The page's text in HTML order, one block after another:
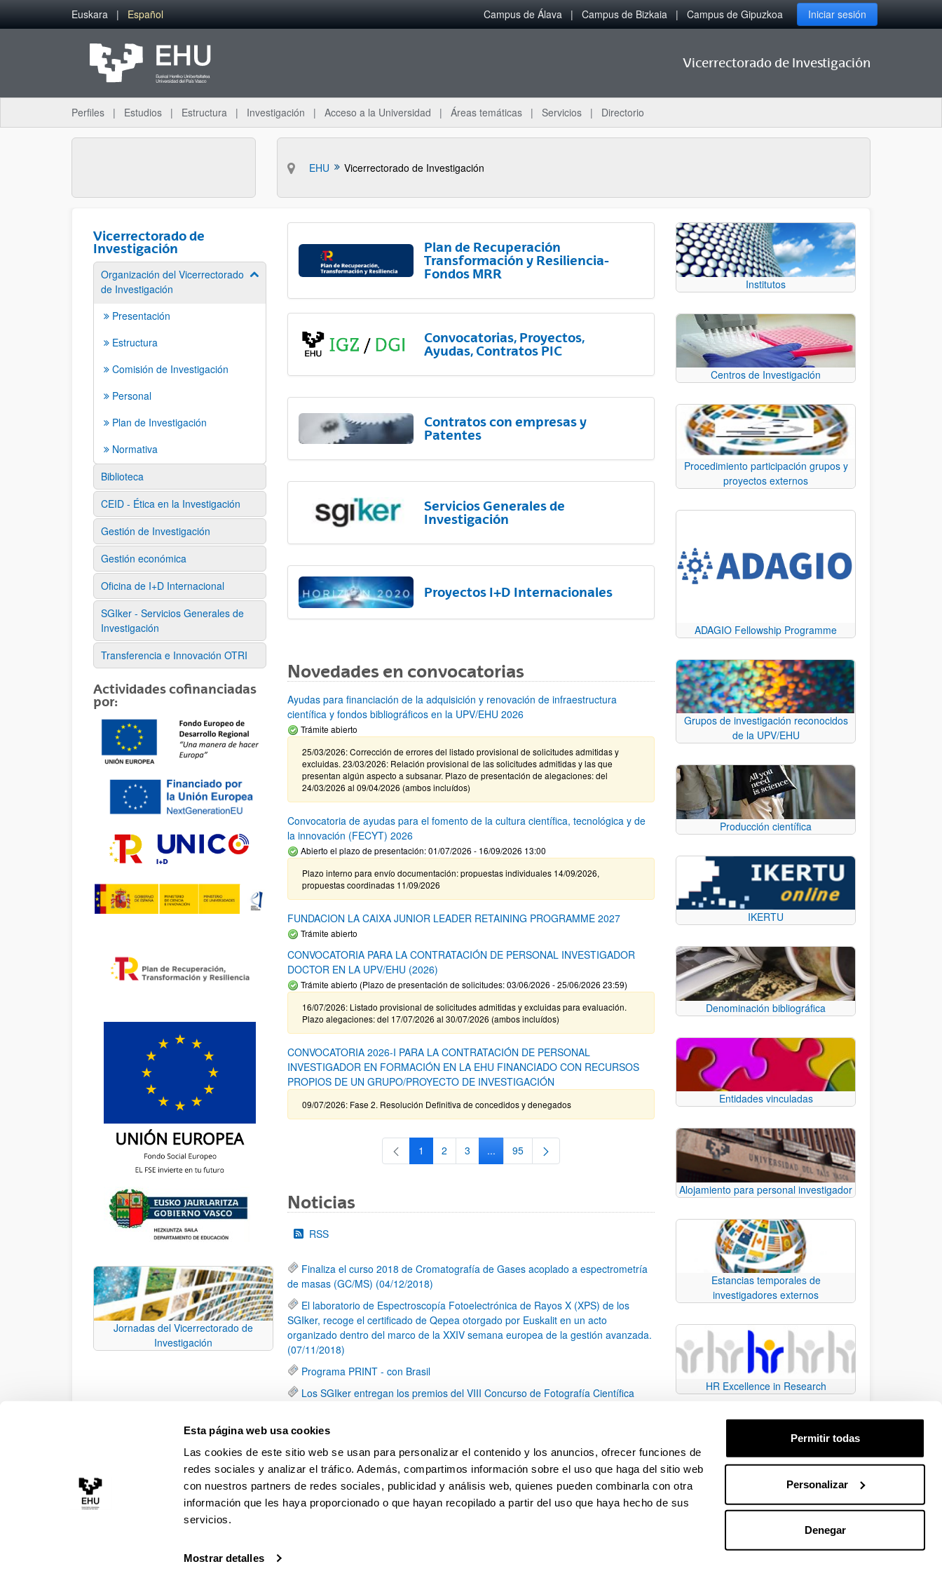
Esta página web usa cookies
Las cookies de este sitio web se usan para personalizar el contenido y los anuncios, ofrecer funciones de
redes sociales y analizar el tráfico. Además, compartimos información sobre el uso que haga del sitio web
con nuestros partners de redes sociales, publicidad y análisis web, quienes pueden combinarla con otra
información que les haya proporcionado o que hayan recopilado a partir del uso que haya hecho de sus
servicios.
Mostrar detalles
Permitir todas
Personalizar
Denegar
Saltar al contenido principal
Euskara Español Campus de Álava Campus de Bizkaia Campus de Gipuzkoa Iniciar sesión
Vicerrectorado de Investigación
Perfiles Estudios Estructura Investigación Acceso a la Universidad Áreas temáticas Servicios Directorio
EHU Vicerrectorado de Investigación
Vicerrectorado de
Investigación
Organización del Vicerrectorado
de Investigación
Mostrar/ocultar subpáginas
Presentación
Estructura
Comisión de Investigación
Personal
Plan de Investigación
Normativa
Biblioteca
CEID - Ética en la Investigación
Gestión de Investigación
Gestión económica
Oficina de I+D Internacional
SGIker - Servicios Generales de
Investigación
Transferencia e Innovación OTRI
Actividades cofinanciadas
por:
Jornadas del Vicerrectorado de
Investigación
Plan de Recuperación
Transformación y Resiliencia-
Fondos MRR
Convocatorias, Proyectos,
Ayudas, Contratos PIC
Contratos con empresas y
Patentes
Servicios Generales de
Investigación
Proyectos I+D Internacionales
Novedades en convocatorias
Ayudas para financiación de la adquisición y renovación de infraestructura
científica y fondos bibliográficos en la UPV/EHU 2026
Trámite abierto
25/03/2026: Corrección de errores del listado provisional de solicitudes admitidas y
excluidas. 23/03/2026: Relación provisional de las solicitudes admitidas y las que
presentan algún aspecto a subsanar. Plazo de presentación de alegaciones: del
24/03/2026 al 09/04/2026 (ambos incluídos)
Convocatoria de ayudas para el fomento de la cultura científica, tecnológica y de
la innovación (FECYT) 2026
Abierto el plazo de presentación: 01/07/2026 - 16/09/2026 13:00
Plazo interno para envío documentación: propuestas individuales 14/09/2026,
propuestas coordinadas 11/09/2026
FUNDACION LA CAIXA JUNIOR LEADER RETAINING PROGRAMME 2027
Trámite abierto
CONVOCATORIA PARA LA CONTRATACIÓN DE PERSONAL INVESTIGADOR
DOCTOR EN LA UPV/EHU (2026)
Trámite abierto (Plazo de presentación de solicitudes: 03/06/2026 - 25/06/2026 23:59)
16/07/2026: Listado provisional de solicitudes admitidas y excluidas para evaluación.
Plazo alegaciones: del 17/07/2026 al 30/07/2026 (ambos incluídos)
CONVOCATORIA 2026-I PARA LA CONTRATACIÓN DE PERSONAL
INVESTIGADOR EN FORMACIÓN EN LA EHU FINANCIADO CON RECURSOS
PROPIOS DE UN GRUPO/PROYECTO DE INVESTIGACIÓN
09/07/2026: Fase 2. Resolución Definitiva de concedidos y denegados
Página
1 Página
2 Página
3 ...Páginas intermedias Use TAB para desplazarse.
Página
95
Noticias
RSS
Finaliza el curso 2018 de Cromatografía de Gases acoplado a espectrometría
de masas (GC/MS) (04/12/2018)
El laboratorio de Espectroscopía Fotoelectrónica de Rayos X (XPS) de los
SGIker, recoge el certificado de Qepea otorgado por Euskalit en un acto
organizado dentro del marco de la XXIV semana europea de la gestión avanzada.
(07/11/2018)
Programa PRINT - con Brasil
Los SGIker entregan los premios del VIII Concurso de Fotografía Científica
Los SGIker participan en el XV Foro Internacional sobre Evaluación de la
Santander (10-12 mayo de 2018) (24/05/2018)
Página
1 ...Páginas intermedias Use TAB para desplazarse.
Página
12 Página
13 Página
14 ...Páginas intermedias Use TAB para desplazarse.
Página
79
Institutos
Centros de Investigación
Procedimiento participación grupos y
proyectos externos
ADAGIO Fellowship Programme
Grupos de investigación reconocidos
de la UPV/EHU
Producción científica
IKERTU
Denominación bibliográfica
Entidades vinculadas
Alojamiento para personal investigador
Estancias temporales de
investigadores externos
HR Excellence in Research